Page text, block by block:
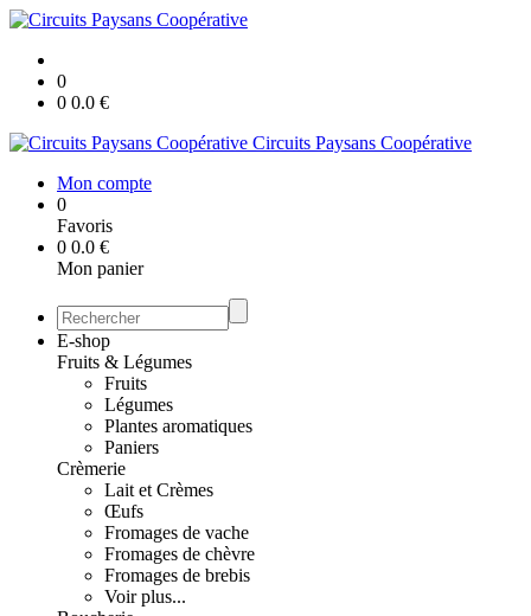
0
0 0.0 €
Circuits Paysans Coopérative
Mon compte
0
Favoris
0 0.0 €
Mon panier
E-shop
Fruits & Légumes
Fruits
Légumes
Plantes aromatiques
Paniers
Crèmerie
Lait et Crèmes
Œufs
Fromages de vache
Fromages de chèvre
Fromages de brebis
Voir plus...